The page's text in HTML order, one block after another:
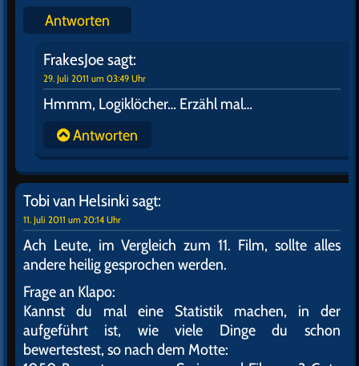
Antworten
FrakesJoe sagt:
29. Juli 2011 um 03:49 Uhr
Hmmm, Logiklöcher… Erzähl mal…
Antworten
Tobi van Helsinki sagt:
11. Juli 2011 um 20:14 Uhr
Ach Leute, im Vergleich zum 11. Film, sollte alles
andere heilig gesprochen werden.
Frage an Klapo:
Kannst du mal eine Statistik machen, in der
aufgeführt ist, wie viele Dinge du schon
bewertestest, so nach dem Motte: